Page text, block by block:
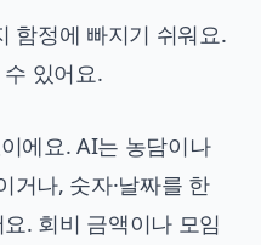
함정에 빠지기 쉬워요.
있어요.
이에요. AI는 농담이나
거나, 숫자·날짜를 한
. 회비 금액이나 모임